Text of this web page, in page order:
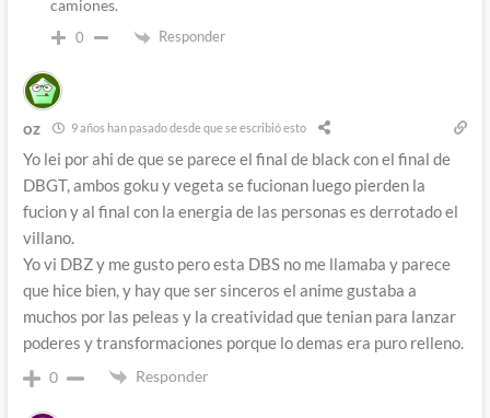
camiones.
0 Responder
oz 9 años han pasado desde que se escribió esto
Yo lei por ahi de que se parece el final de black con el final de
DBGT, ambos goku y vegeta se fucionan luego pierden la
fucion y al final con la energia de las personas es derrotado el
villano.
Yo vi DBZ y me gusto pero esta DBS no me llamaba y parece
que hice bien, y hay que ser sinceros el anime gustaba a
muchos por las peleas y la creatividad que tenian para lanzar
poderes y transformaciones porque lo demas era puro relleno.
0 Responder